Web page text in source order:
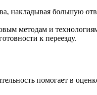
накладывая большую
методам и
к переезду.
помогает в